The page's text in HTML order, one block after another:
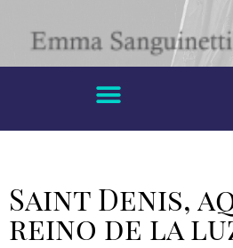
Saint Denis,
reino de la